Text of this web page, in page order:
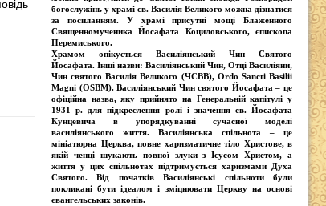
богослужінь у храмі св. Василія Великого можна дізнатися
за посиланням. У храмі присутнімощі Блаженного
Священномученика Йосафата Коциловського, єпископа
Перемиського.
Храмом опікується Василіянський Чин Святого
Йосафата. Інші назви: Василіянський Чин, Отці Василіяни,
Чин святого Василія Великого (ЧСВВ), Ordо Sancti Basilii
Magni (OSBM). Василіянський Чин святого Йосафата – це
офіційна назва, яку прийнято на Генеральній капітулі у
1931 р. для підкреслення ролі і значення св. Йосафата
Кунцевича в упорядкуванні сучасної моделі
василіянського життя. Василіянська спільнота – це
мініатюрна Церква, повне харизматичне тіло Христове, в
якій ченці шукають повної злуки з Iсусом Христом, а
життя у цих спільнотах підтримується харизмами Духа
Святого. Від початків Василіянські спільноти були
покликані бути ідеалом і зміцнювати Церкву на основі
євангельських законів.